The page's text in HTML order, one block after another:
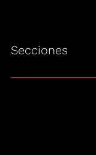
Secciones